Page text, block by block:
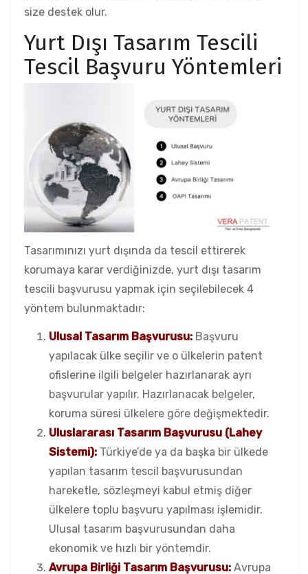
size destek olur.
Yurt Dışı Tasarım Tescili
Tescil Başvuru Yöntemleri
Tasarımınızı yurt dışında da tescil ettirerek
korumaya karar verdiğinizde, yurt dışı tasarım
tescili başvurusu yapmak için seçilebilecek 4
yöntem bulunmaktadır:
Ulusal Tasarım Başvurusu: Başvuru
yapılacak ülke seçilir ve o ülkelerin patent
ofislerine ilgili belgeler hazırlanarak ayrı
başvurular yapılır. Hazırlanacak belgeler,
koruma süresi ülkelere göre değişmektedir.
Uluslararası Tasarım Başvurusu (Lahey
Sistemi): Türkiye’de ya da başka bir ülkede
yapılan tasarım tescil başvurusundan
hareketle, sözleşmeyi kabul etmiş diğer
ülkelere toplu başvuru yapılması işlemidir.
Ulusal tasarım başvurusundan daha
ekonomik ve hızlı bir yöntemdir.
Avrupa Birliği Tasarım Başvurusu: Avrupa